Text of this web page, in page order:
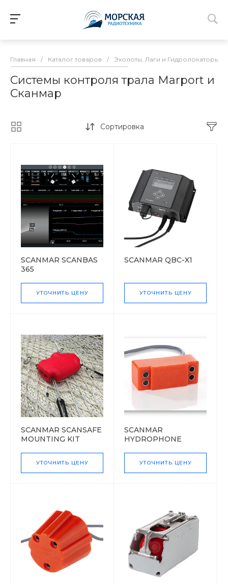
Главная / Каталог товаров / Эхолоты, Лаги и Гидролокаторы
Системы контроля трала Marport и
Сканмар
Сортировка
SCANMAR SCANBAS
365
УТОЧНИТЬ ЦЕНУ
SCANMAR QBC-X1
УТОЧНИТЬ ЦЕНУ
SCANMAR SCANSAFE
MOUNTING KIT
УТОЧНИТЬ ЦЕНУ
SCANMAR
HYDROPHONE
УТОЧНИТЬ ЦЕНУ